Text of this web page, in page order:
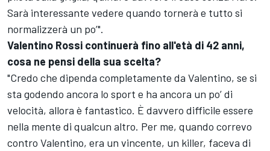
Sarà interessante vedere quando tornerà e tutto si
normalizzerà un po’".
Valentino Rossi continuerà fino all'età di 42 anni,
cosa ne pensi della sua scelta?
"Credo che dipenda completamente da Valentino, se si
sta godendo ancora lo sport e ha ancora un po’ di
velocità, allora è fantastico. È davvero difficile essere
nella mente di qualcun altro. Per me, quando correvo
contro Valentino, era un vincente, un killer, faceva di